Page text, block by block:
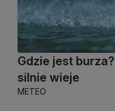
Gdzie jest
silnie wieje
METEO